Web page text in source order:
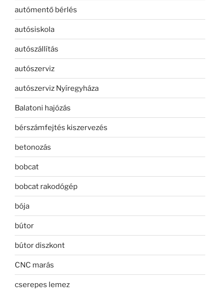
autómentő bérlés
autósiskola
autószállítás
autószerviz
autószerviz Nyíregyháza
Balatoni hajózás
bérszámfejtés kiszervezés
betonozás
bobcat
bobcat rakodógép
bója
bútor
bútor diszkont
CNC marás
cserepes lemez